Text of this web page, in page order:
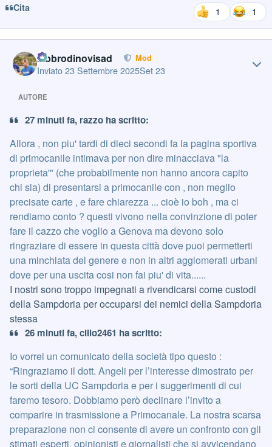
Cita 1 1
labbrodinovisad Mod
Inviato23 Settembre 2025Set 23
AUTORE
27 minuti fa, razzo ha scritto:
Allora , non piu' tardi di dieci secondi fa la pagina sportiva
di primocanile intimava per non dire minacciava "la
proprieta'" (che probabilmente non hanno ancora capito
chi sia) di presentarsi a primocanile con , non meglio
precisate carte , e fare chiarezza ... cioè io boh , ma ci
rendiamo conto ? questi vivono nella convinzione di poter
fare il cazzo che voglio a Genova ma devono solo
ringraziare di essere in questa città dove puoi permetterti
una minchiata del genere e non in altri agglomerati urbani
dove per una uscita cosi non fai piu' di vita......
I nostri sono troppo impegnati a rivendicarsi come custodi
della Sampdoria per occuparsi dei nemici della Sampdoria
stessa
26 minuti fa, cillo2461 ha scritto:
Io vorrei un comunicato della società tipo questo :
“Ringraziamo il dott. Angeli per l’interesse dimostrato per
le sorti della UC Sampdoria e per i suggerimenti di cui
faremo tesoro. Dobbiamo però declinare l’invito a
comparire in trasmissione a Primocanale. La nostra scarsa
preparazione non ci consente di avere un confronto con gli
stimati esperti, opinionisti e giornalisti che si avvicendano